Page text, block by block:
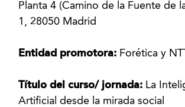
Planta 4 (Camino de la Fuente de
1, 28050 Madrid
Entidad promotora: Forética y
Título del curso/ jornada: La
Artificial desde la mirada social